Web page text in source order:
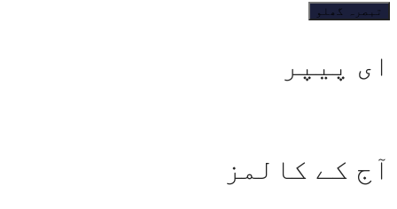
ای پیپر
آج کے کالمز